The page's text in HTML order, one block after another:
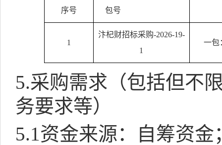
序号 包号
1
汴杞财招标采购-2026-19-
1
一包
5.采购需求（包括但不
务要求等）
5.1资金来源：自筹资金